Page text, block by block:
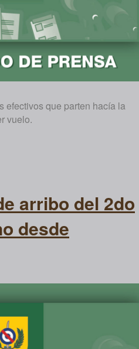
efectivos que parten hacía la
vuelo.
arribo del 2do
desde